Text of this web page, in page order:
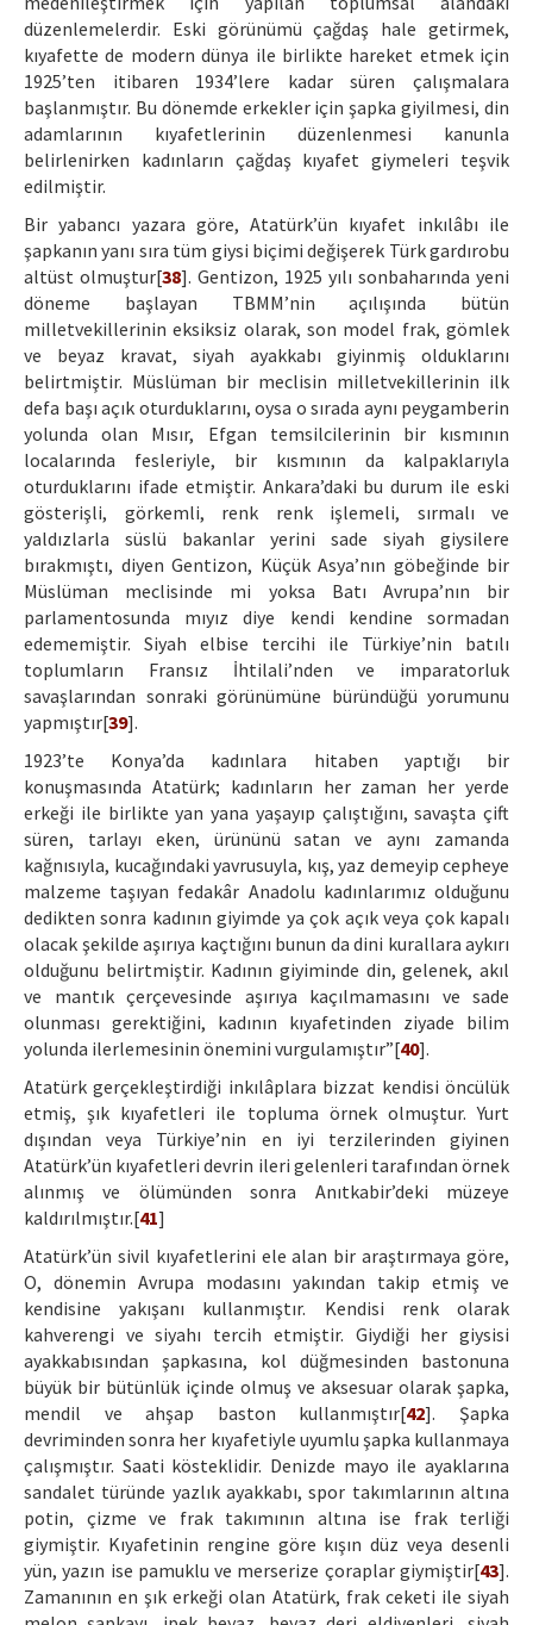
düzenlemelerdir. Eski görünümü çağdaş hale getirmek,
kıyafette de modern dünya ile birlikte hareket etmek için
1925’ten itibaren 1934’lere kadar süren çalışmalara
başlanmıştır. Bu dönemde erkekler için şapka giyilmesi, din
adamlarının kıyafetlerinin düzenlenmesi kanunla
belirlenirken kadınların çağdaş kıyafet giymeleri teşvik
edilmiştir.
Bir yabancı yazara göre, Atatürk’ün kıyafet inkılâbı ile
şapkanın yanı sıra tüm giysi biçimi değişerek Türk gardırobu
altüst olmuştur[38]. Gentizon, 1925 yılı sonbaharında yeni
döneme başlayan TBMM’nin açılışında bütün
milletvekillerinin eksiksiz olarak, son model frak, gömlek
ve beyaz kravat, siyah ayakkabı giyinmiş olduklarını
belirtmiştir. Müslüman bir meclisin milletvekillerinin ilk
defa başı açık oturduklarını, oysa o sırada aynı peygamberin
yolunda olan Mısır, Efgan temsilcilerinin bir kısmının
localarında fesleriyle, bir kısmının da kalpaklarıyla
oturduklarını ifade etmiştir. Ankara’daki bu durum ile eski
gösterişli, görkemli, renk renk işlemeli, sırmalı ve
yaldızlarla süslü bakanlar yerini sade siyah giysilere
bırakmıştı, diyen Gentizon, Küçük Asya’nın göbeğinde bir
Müslüman meclisinde mi yoksa Batı Avrupa’nın bir
parlamentosunda mıyız diye kendi kendine sormadan
edememiştir. Siyah elbise tercihi ile Türkiye’nin batılı
toplumların Fransız İhtilali’nden ve imparatorluk
savaşlarından sonraki görünümüne büründüğü yorumunu
yapmıştır[39].
1923’te Konya’da kadınlara hitaben yaptığı bir
konuşmasında Atatürk; kadınların her zaman her yerde
erkeği ile birlikte yan yana yaşayıp çalıştığını, savaşta çift
süren, tarlayı eken, ürününü satan ve aynı zamanda
kağnısıyla, kucağındaki yavrusuyla, kış, yaz demeyip cepheye
malzeme taşıyan fedakâr Anadolu kadınlarımız olduğunu
dedikten sonra kadının giyimde ya çok açık veya çok kapalı
olacak şekilde aşırıya kaçtığını bunun da dini kurallara aykırı
olduğunu belirtmiştir. Kadının giyiminde din, gelenek, akıl
ve mantık çerçevesinde aşırıya kaçılmamasını ve sade
olunması gerektiğini, kadının kıyafetinden ziyade bilim
yolunda ilerlemesinin önemini vurgulamıştır”[40].
Atatürk gerçekleştirdiği inkılâplara bizzat kendisi öncülük
etmiş, şık kıyafetleri ile topluma örnek olmuştur. Yurt
dışından veya Türkiye’nin en iyi terzilerinden giyinen
Atatürk’ün kıyafetleri devrin ileri gelenleri tarafından örnek
alınmış ve ölümünden sonra Anıtkabir’deki müzeye
kaldırılmıştır.[41]
Atatürk’ün sivil kıyafetlerini ele alan bir araştırmaya göre,
O, dönemin Avrupa modasını yakından takip etmiş ve
kendisine yakışanı kullanmıştır. Kendisi renk olarak
kahverengi ve siyahı tercih etmiştir. Giydiği her giysisi
ayakkabısından şapkasına, kol düğmesinden bastonuna
büyük bir bütünlük içinde olmuş ve aksesuar olarak şapka,
mendil ve ahşap baston kullanmıştır[42]. Şapka
devriminden sonra her kıyafetiyle uyumlu şapka kullanmaya
çalışmıştır. Saati kösteklidir. Denizde mayo ile ayaklarına
sandalet türünde yazlık ayakkabı, spor takımlarının altına
potin, çizme ve frak takımının altına ise frak terliği
giymiştir. Kıyafetinin rengine göre kışın düz veya desenli
yün, yazın ise pamuklu ve merserize çoraplar giymiştir[43].
Zamanının en şık erkeği olan Atatürk, frak ceketi ile siyah